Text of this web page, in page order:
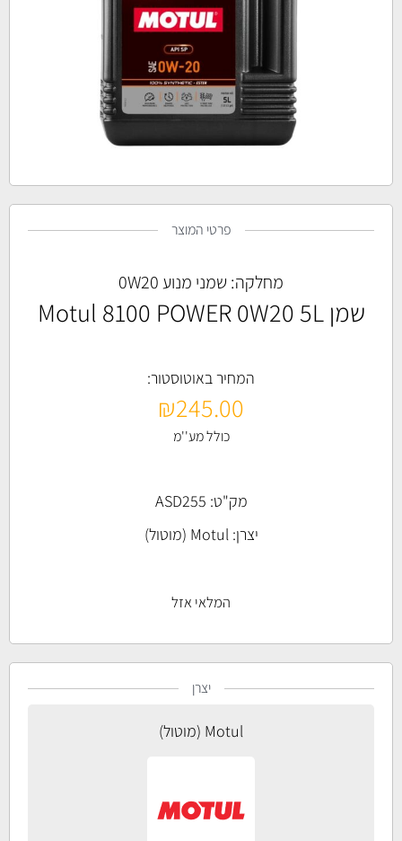
פרטי המוצר
מחלקה: שמני מנוע 0W20
שמן Motul 8100 POWER 0W20 5L
המחיר באוטוסטור:
₪245.00
כולל מע''מ
מק"ט: ASD255
יצרן:Motul (מוטול)
המלאי אזל
יצרן
Motul (מוטול)